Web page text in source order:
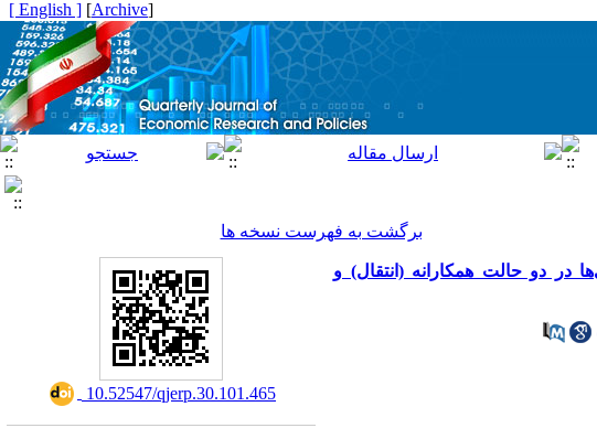
[
Archive
]
[ English ]
برگشت به فهرست نسخه ها
در دو حالت همکارانه (انتقال) و
‎ 10.52547/qjerp.30.101.465